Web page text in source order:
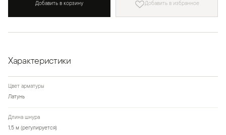
Добавить в корзину Добавить в избранное
Характеристики
Цвет арматуры
Латунь
Длина шнура
1,5 м (регулируется)